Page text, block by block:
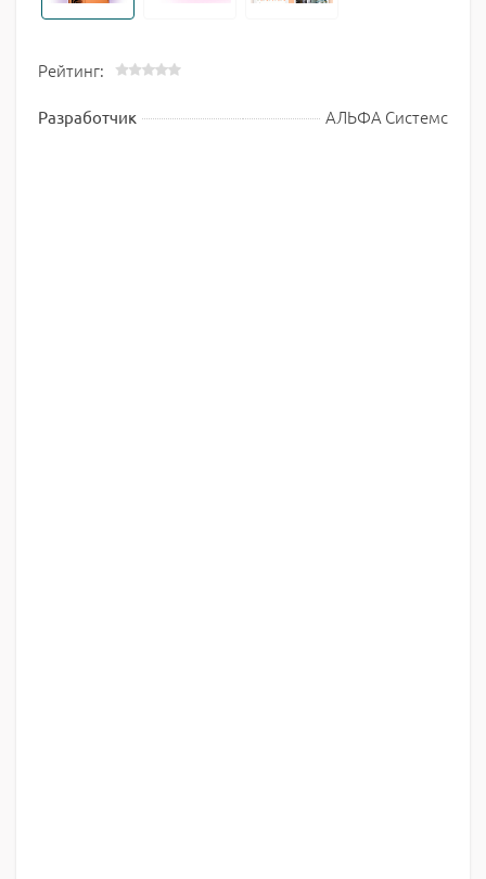
Рейтинг:
Разработчик АЛЬФА Системс